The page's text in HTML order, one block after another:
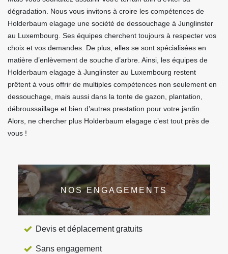
dégradation. Nous vous invitons à croire les compétences de
Holderbaum elagage une société de dessouchage à Junglinster
au Luxembourg. Ses équipes cherchent toujours à respecter vos
choix et vos demandes. De plus, elles se sont spécialisées en
matière d’enlèvement de souche d’arbre. Ainsi, les équipes de
Holderbaum elagage à Junglinster au Luxembourg restent
prêtent à vous offrir de multiples compétences non seulement en
dessouchage, mais aussi dans la tonte de gazon, plantation,
débroussaillage et bien d’autres prestation pour votre jardin.
Alors, ne chercher plus Holderbaum elagage c’est tout près de
vous !
NOS ENGAGEMENTS
Devis et déplacement gratuits
Sans engagement